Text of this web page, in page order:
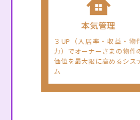
本気管理
３UP（入居率・収益・物件
力）でオーナーさまの物件の
価値を最大限に高めるシステ
ム